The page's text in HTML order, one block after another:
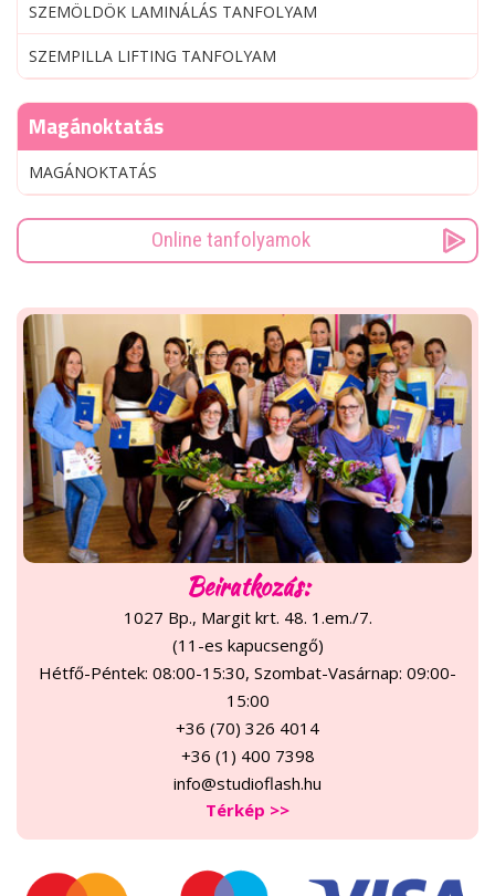
SZEMÖLDÖK LAMINÁLÁS TANFOLYAM
SZEMPILLA LIFTING TANFOLYAM
Magánoktatás
MAGÁNOKTATÁS
Online tanfolyamok
Beiratkozás:
1027 Bp., Margit krt. 48. 1.em./7.
(11-es kapucsengő)
Hétfő-Péntek: 08:00-15:30, Szombat-Vasárnap: 09:00-
15:00
+36 (70) 326 4014
+36 (1) 400 7398
info@studioflash.hu
Térkép >>